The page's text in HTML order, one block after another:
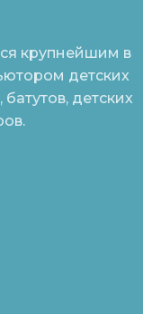
крупнейшим в
детских
детских